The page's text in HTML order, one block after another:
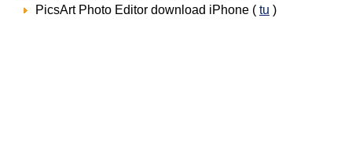
PicsArt Photo Editor download iPhone ( tu )